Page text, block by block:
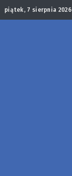
piątek, 7 sierpnia 2026